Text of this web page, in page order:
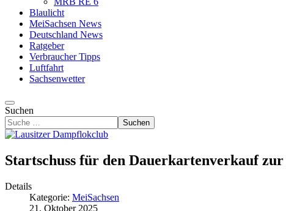
Blaulicht
MeiSachsen News
Deutschland News
Ratgeber
Verbraucher Tipps
Luftfahrt
Sachsenwetter
Suchen
Suchen
Startschuss für den Dauerkartenverkauf
Details
Kategorie: MeiSachsen
21. Oktober 2025